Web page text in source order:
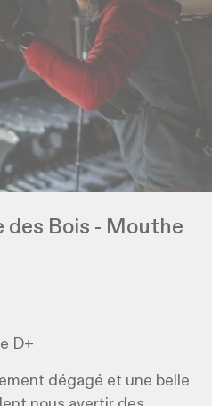
des Bois - Mouthe
D+
dégagé et une belle